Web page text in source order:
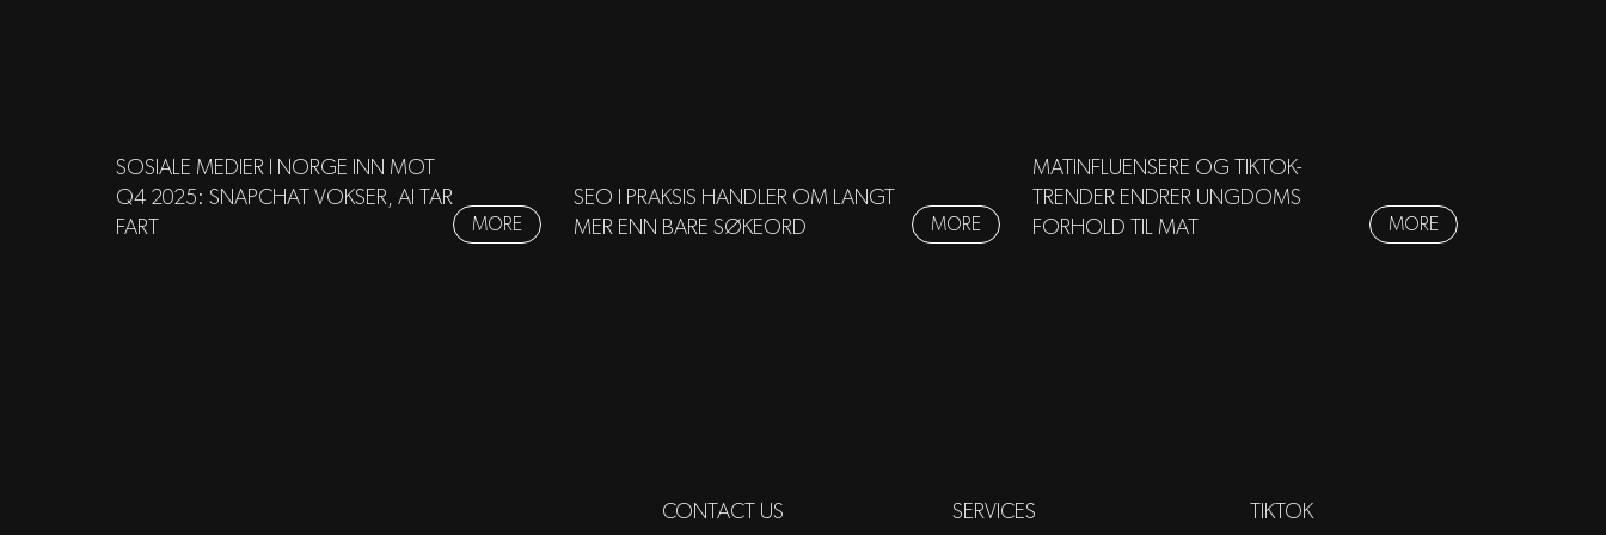
SOSIALE MEDIER I NORGE INN MOT
Q4 2025: SNAPCHAT VOKSER, AI TAR
FART
MORE
SEO I PRAKSIS HANDLER OM LANGT
MER ENN BARE SØKEORD
MORE
MATINFLUENSERE OG TIKTOK-
TRENDER ENDRER UNGDOMS
FORHOLD TIL MAT
MORE
SERVICES
CONTACT US TIKTOK